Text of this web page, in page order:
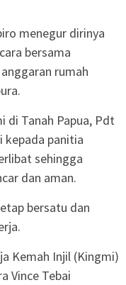
menegur dirinya
bersama
rumah
di Tanah Papua, Pdt
kepada panitia
sehingga
dan aman.
bersatu dan
Kemah Injil (Kingmi)
Vince Tebai